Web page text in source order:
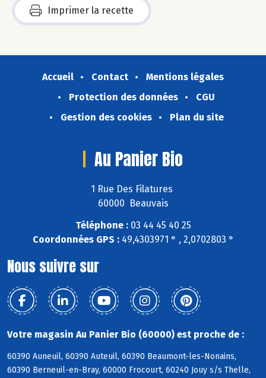
Imprimer la recette
Accueil Contact
Mentions légales
Protection des données
CGU
Gestion des cookies
Plan du site
Au Panier Bio
1 Rue Des Filatures
60000 Beauvais
Téléphone :03 44 45 40 25
Coordonnées GPS :49,4303971 ° , 2,0702803 °
Nous suivre sur
Votre magasin Au Panier Bio (60000) est proche de :
60390 Auneuil, 60390 Auteuil, 60390 Beaumont-les-Nonains,
60390 Berneuil-en-Bray, 60000 Frocourt, 60240 Jouy s/s Thelle,